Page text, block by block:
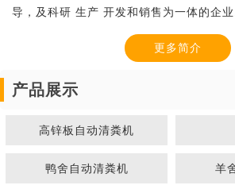
导，及科研 生产 开发和销售为一体的企业
更多简介
产品展示
高锌板自动清粪机
鸭舍自动清粪机 羊